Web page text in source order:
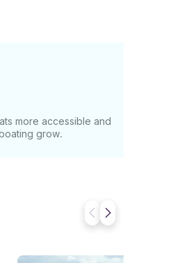
more accessible and
grow.